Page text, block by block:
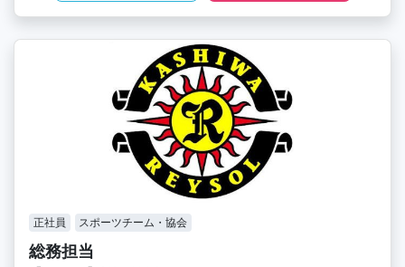
正社員 スポーツチーム・協会
総務担当